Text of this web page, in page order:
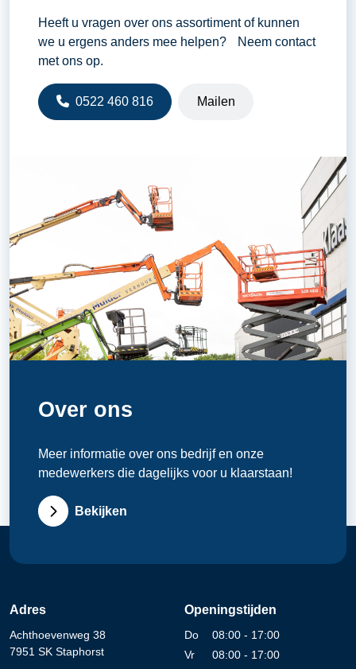
Heeft u vragen over ons assortiment of kunnen
we u ergens anders mee helpen? Neem contact
met ons op.
0522 460 816 Mailen
Over ons
Meer informatie over ons bedrijf en onze
medewerkers die dagelijks voor u klaarstaan!
Bekijken
Adres
Achthoevenweg 38
7951 SK Staphorst
Openingstijden
Do
08:00 - 17:00
Vr
08:00 - 17:00